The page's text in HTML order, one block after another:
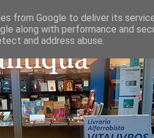
from Google to deliver its
along with performance and
and address abuse.